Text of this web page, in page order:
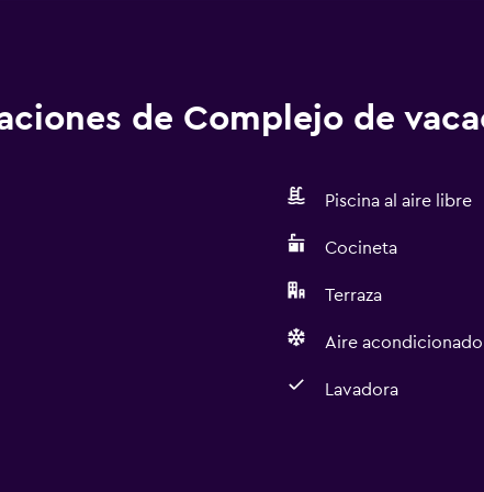
de Complejo de
Piscina al aire libre
Cocineta
Terraza
Aire acondicionado
Lavadora